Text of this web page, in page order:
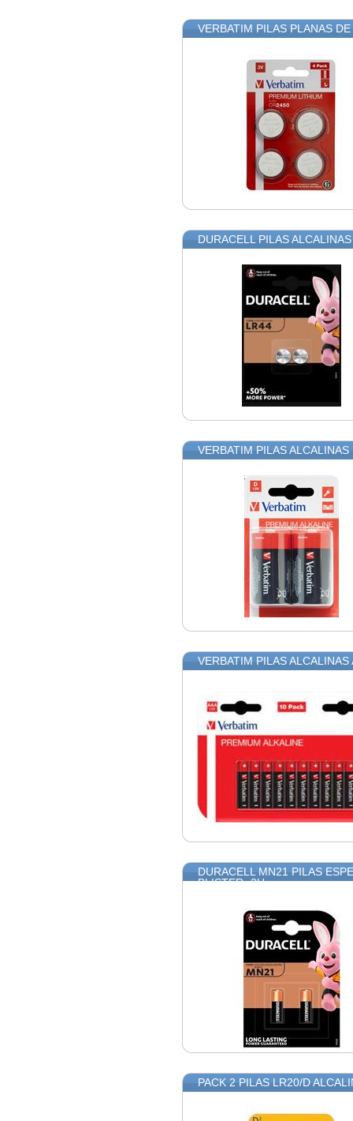
VERBATIM PILAS PLANAS
DURACELL PILAS
VERBATIM PILAS
VERBATIM PILAS
DURACELL MN21 PILAS
BLISTER -2U-
PACK 2 PILAS LR20/D